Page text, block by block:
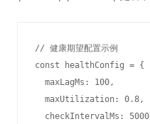
// 健康期望配置示例
const healthConfig = {
maxLagMs: 100,
maxUtilization: 0.8,
checkIntervalMs: 5000